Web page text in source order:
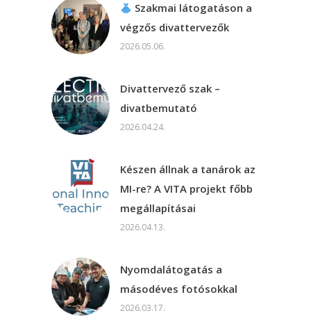
Szakmai látogatáson a
végzős divattervezők
2026.05.06.
Divattervező szak –
divatbemutató
2026.04.24.
Készen állnak a tanárok az
MI-re? A VITA projekt főbb
megállapításai
2026.04.13.
Nyomdalátogatás a
másodéves fotósokkal
2026.03.17.